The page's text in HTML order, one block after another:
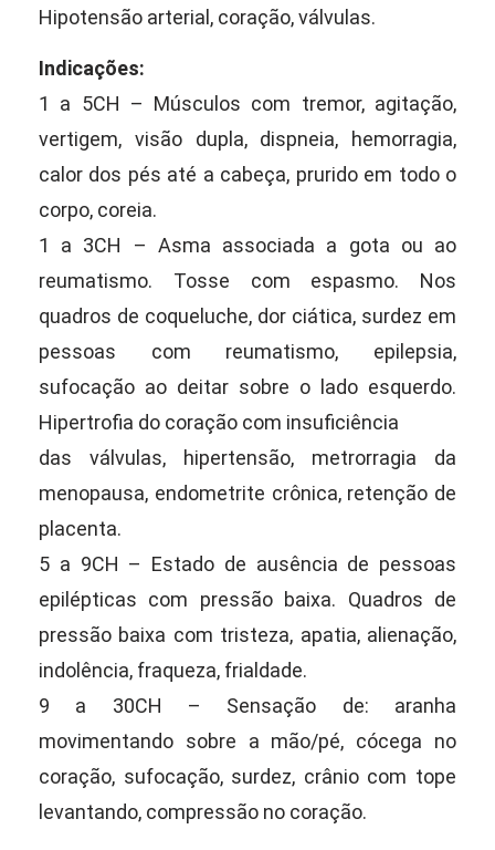
Hipotensão arterial, coração, válvulas.
Indicações:
1 a 5CH – Músculos com tremor, agitação,
vertigem, visão dupla, dispneia, hemorragia,
calor dos pés até a cabeça, prurido em todo o
corpo, coreia.
1 a 3CH – Asma associada a gota ou ao
reumatismo. Tosse com espasmo. Nos
quadros de coqueluche, dor ciática, surdez em
pessoas com reumatismo, epilepsia,
sufocação ao deitar sobre o lado esquerdo.
Hipertrofia do coração com insuficiência
das válvulas, hipertensão, metrorragia da
menopausa, endometrite crônica, retenção de
placenta.
5 a 9CH – Estado de ausência de pessoas
epilépticas com pressão baixa. Quadros de
pressão baixa com tristeza, apatia, alienação,
indolência, fraqueza, frialdade.
9 a 30CH – Sensação de: aranha
movimentando sobre a mão/pé, cócega no
coração, sufocação, surdez, crânio com tope
levantando, compressão no coração.